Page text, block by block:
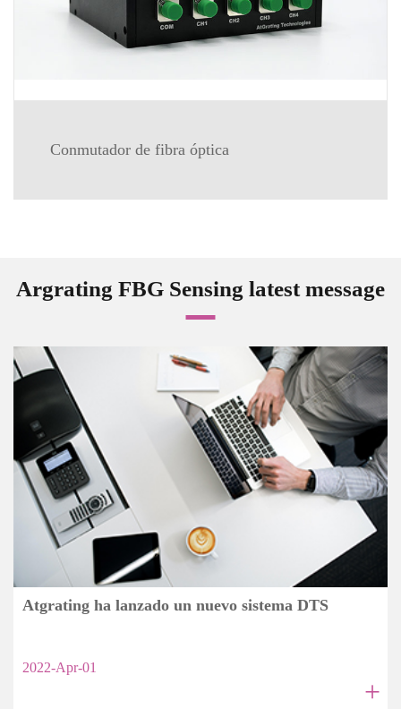
Conmutador de fibra óptica
Argrating FBG Sensing latest message
Atgrating ha lanzado un nuevo sistema DTS
2022-Apr-01
+